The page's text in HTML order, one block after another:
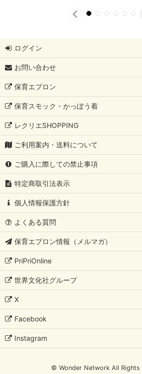
ログイン
お問い合わせ
保育エプロン
保育スモック・かっぽう着
レクリエSHOPPING
ご利用案内・送料について
ご購入に際しての禁止事項
特定商取引法表示
個人情報保護方針
よくある質問
保育エプロン情報（メルマガ）
PriPriOnline
世界文化社グループ
X
Facebook
Instagram
© Wonder Network All Rights